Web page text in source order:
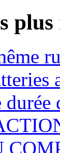
plus